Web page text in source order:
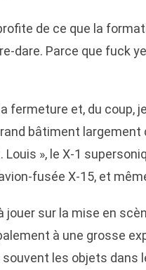
de ce que la
dare. Parce que fuck
fermeture et, du coup,
bâtiment
», le X-1
fusée X-15, et
jouer sur la mise en
à une grosse
les objets dans